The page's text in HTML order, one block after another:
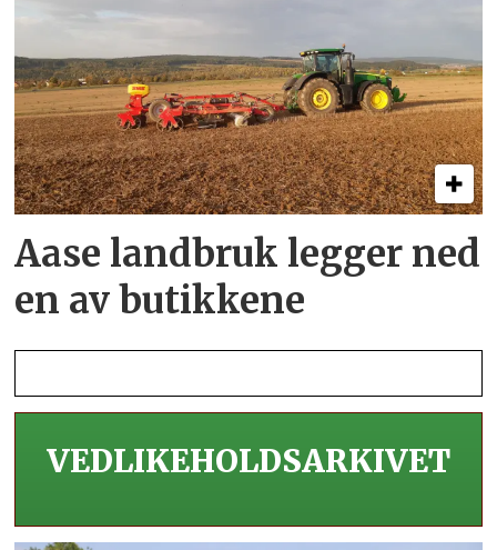
Aase landbruk legger ned
en av butikkene
VEDLIKEHOLDS­ARKIVET